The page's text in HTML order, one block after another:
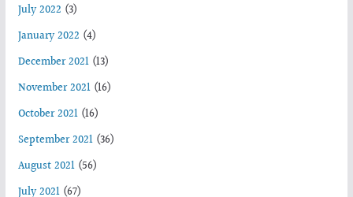
July 2022 (3)
January 2022 (4)
December 2021(13)
November 2021(16)
October 2021(16)
September 2021(36)
August 2021(56)
July 2021(67)